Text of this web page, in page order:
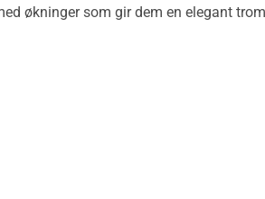
økninger som gir dem en elegant